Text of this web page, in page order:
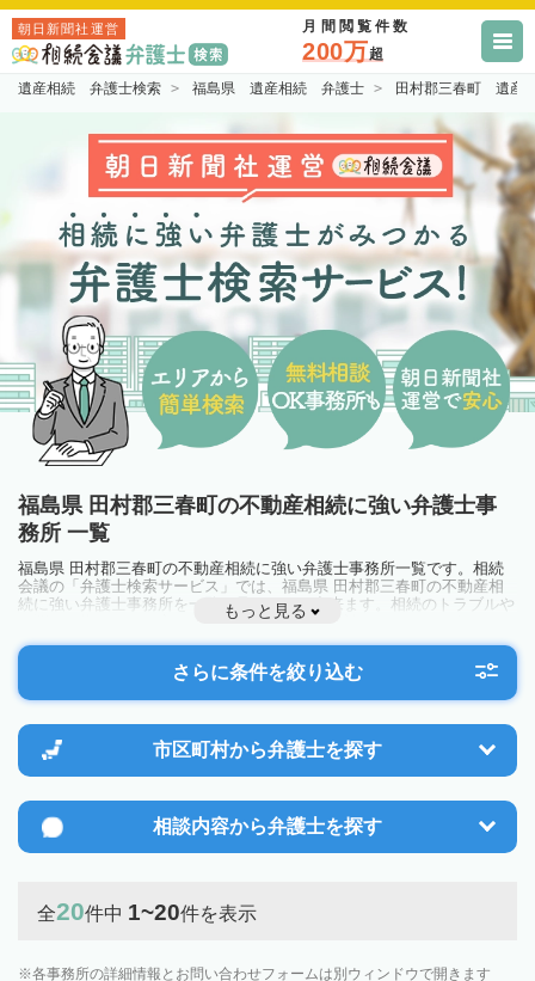
朝日新聞社運営 月間閲覧件数
200万超
遺産相続 弁護士検索 福島県 遺産相続 弁護士 田村郡三春町 遺産
福島県 田村郡三春町の不動産相続に強い弁護士事
務所 一覧
福島県 田村郡三春町の不動産相続に強い弁護士事務所一覧です。相続
会議の「弁護士検索サービス」では、福島県 田村郡三春町の不動産相
続に強い弁護士事務所を一覧で見ることが出来ます。相続のトラブルや
お悩みを抱えている方は一度近隣の弁護士に相談してみましょう。
もっと見る
さらに条件を絞り込む
市区町村から弁護士を探す
相談内容から弁護士を探す
全20件中 1~20件を表示
各事務所の詳細情報とお問い合わせフォームは別ウィンドウで開きます